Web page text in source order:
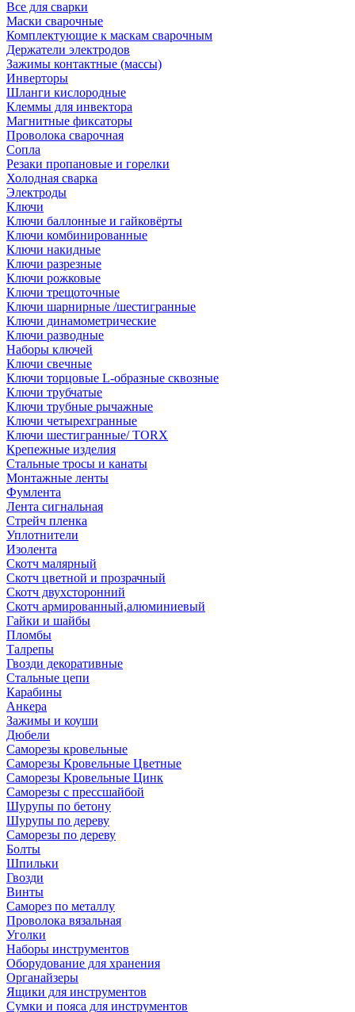
Все для сварки
Маски сварочные
Комплектующие к маскам сварочным
Держатели электродов
Зажимы контактные (массы)
Инверторы
Шланги кислородные
Клеммы для инвектора
Магнитные фиксаторы
Проволока сварочная
Сопла
Резаки пропановые и горелки
Холодная сварка
Электроды
Ключи
Ключи баллонные и гайковёрты
Ключи комбинированные
Ключи накидные
Ключи разрезные
Ключи рожковые
Ключи трещоточные
Ключи шарнирные /шестигранные
Ключи динамометрические
Ключи разводные
Наборы ключей
Ключи свечные
Ключи торцовые L-образные сквозные
Ключи трубчатые
Ключи трубные рычажные
Ключи четырехгранные
Ключи шестигранные/ TORX
Крепежные изделия
Стальные тросы и канаты
Монтажные ленты
Фумлента
Лента сигнальная
Стрейч пленка
Уплотнители
Изолента
Скотч малярный
Скотч цветной и прозрачный
Скотч двухсторонний
Скотч армированный,алюминиевый
Гайки и шайбы
Пломбы
Талрепы
Гвозди декоративные
Стальные цепи
Карабины
Анкера
Зажимы и коуши
Дюбели
Саморезы кровельные
Саморезы Кровельные Цветные
Саморезы Кровельные Цинк
Саморезы с прессшайбой
Шурупы по бетону
Шурупы по дереву
Саморезы по дереву
Болты
Шпильки
Гвозди
Винты
Саморез по металлу
Проволока вязальная
Уголки
Наборы инструментов
Оборудование для хранения
Органайзеры
Ящики для инструментов
Сумки и пояса для инструментов